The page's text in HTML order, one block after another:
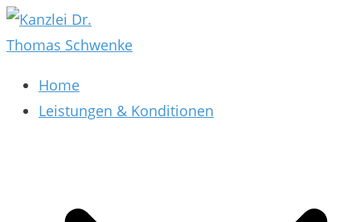
Zum
Inhalt
Kanzlei Dr. Thomas Schwenke
Rechtsberatung für Datenschutz, Social Media,
Marketing, E-Commerce & AGB & Verträge
Home
Leistungen & Konditionen